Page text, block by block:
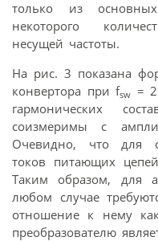
только из
некоторого
несущей частоты.
На рис. 3 показана
конвертора при fsw =
гармонических
соизмеримы с
Очевидно, что для
токов питающих
Таким образом, для
любом случае
отношение к нему
преобразователю